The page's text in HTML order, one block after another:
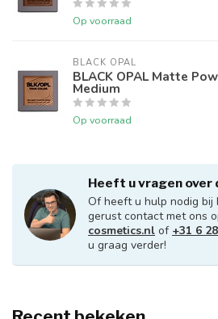
Op voorraad
BLACK OPAL
BLACK OPAL Matte
Medium
Op voorraad
Heeft u vragen
Of heeft u hulp nodig bij
gerust contact met ons
cosmetics.nl of +31 6
u graag verder!